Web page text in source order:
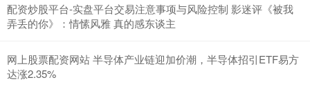
深证成指 14110.12 -34.08 -0.24%
配资炒股平台-实盘平台交易注意事项与风险控制 影迷评《被我
弄丢的你》：情愫风雅 真的感东谈主
网上股票配资网站 半导体产业链迎加价潮，半导体招引ETF易方
达涨2.35%